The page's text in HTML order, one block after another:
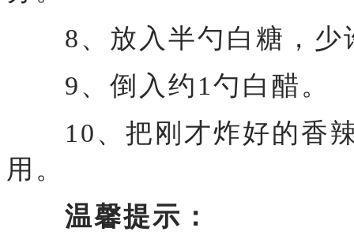
8、放入半勺白糖，少
9、倒入约1勺白醋。
10、把刚才炸好的香辣
用。
温馨提示：